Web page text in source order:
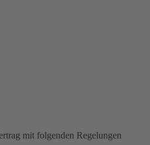
mit folgenden Regelungen